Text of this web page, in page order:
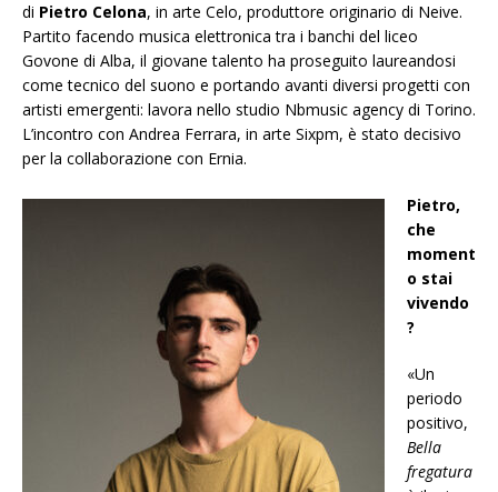
di Pietro Celona, in arte Celo, produttore originario di Neive.
Partito facendo musica elettronica tra i banchi del liceo
Govone di Alba, il giovane talento ha proseguito laureandosi
come tecnico del suono e portando avanti diversi progetti con
artisti emergenti: lavora nello studio Nbmusic agency di Torino.
L’incontro con Andrea Ferrara, in arte Sixpm, è stato decisivo
per la collaborazione con Ernia.
Pietro,
che
moment
o stai
vivendo
?
«Un
periodo
positivo,
Bella
fregatura